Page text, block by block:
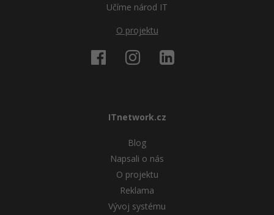
Elektronický podpisUčíme národ IT
O projektu
ITnetwork.cz
Blog
Napsali o nás
O projektu
Reklama
Vývoj systému